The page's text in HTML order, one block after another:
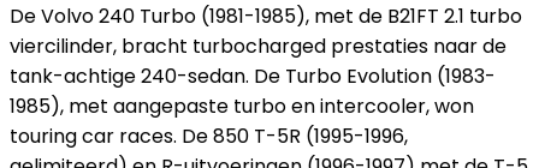
De Volvo 240 Turbo (1981-1985), met de B21FT 2.1 turbo
viercilinder, bracht turbocharged prestaties naar de
tank-achtige 240-sedan. De Turbo Evolution (1983-
1985), met aangepaste turbo en intercooler, won
touring car races. De 850 T-5R (1995-1996,